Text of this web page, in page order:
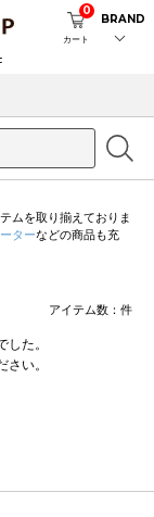
カート
0
BRAND
ムを取り揃えておりま
ターなどの商品も充
アイテム数： 件
た。
い。